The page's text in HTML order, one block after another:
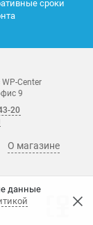
данные
сроки
Center
9
20
О магазине